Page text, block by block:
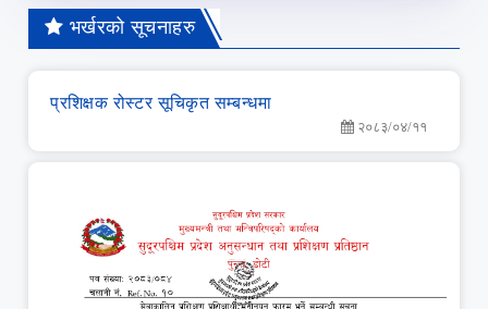
भर्खरको सूचनाहरु
प्रशिक्षक रोस्टर सूचिकृत सम्बन्धमा
२०८३/०४/११